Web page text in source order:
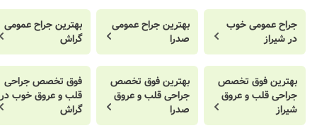
جراح عمومی خوب
در شیراز
بهترین جراح عمومی
صدرا
بهترین جراح عمومی
گراش
بهترین فوق تخصص
جراحی قلب و عروق
شیراز
بهترین فوق تخصص
جراحی قلب و عروق
صدرا
فوق تخصص جراحی
قلب و عروق خوب در
گراش